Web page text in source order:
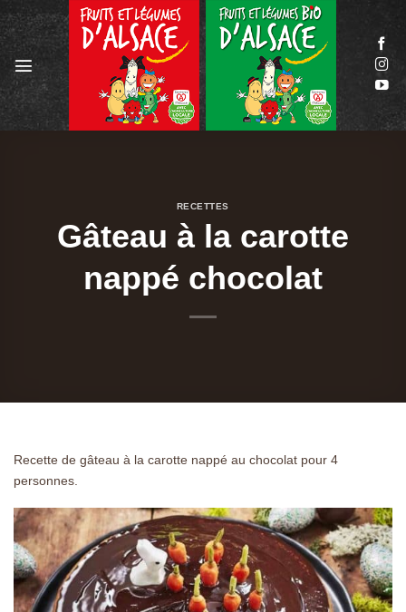
Passer
au
contenu
RECETTES
Gâteau à la carotte
nappé chocolat
Recette de gâteau à la carotte nappé au chocolat pour 4
personnes.